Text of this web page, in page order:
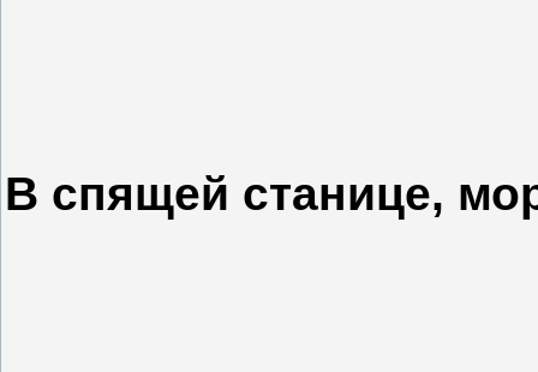
В спящей станице,